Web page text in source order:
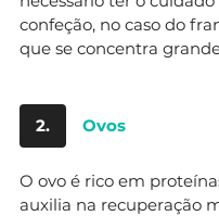
confeção, no caso do
que se concentra
2. Ovos
O ovo é rico em
auxilia na recuperação